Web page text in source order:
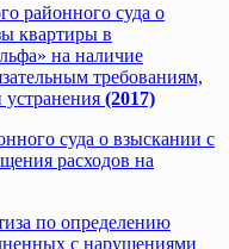
районного суда о
квартиры в
на наличие
требованиям,
(2017)
суда о взыскании с
расходов на
по определению
с нарушениями